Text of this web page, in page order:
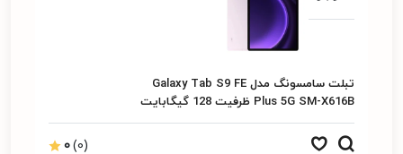
تبلت سامسونگ مدل Galaxy Tab S9 FE
Plus 5G SM-X616B ظرفیت 128 گیگابایت
رم 8 گیگابایت
0(0)